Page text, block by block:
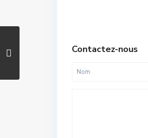
Contactez-nous